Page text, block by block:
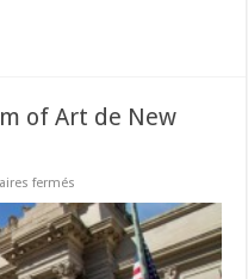
of Art de New
fermés
Metropolitan
Museum
of
Art
de